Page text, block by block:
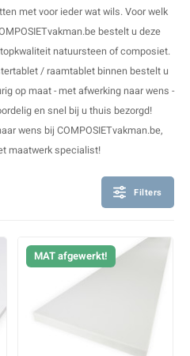
met voor ieder wat wils. Voor welk
bestelt u deze
natuursteen of composiet.
/ raamtablet binnen bestelt u
op maat - met afwerking naar wens -
en snel bij u thuis bezorgd!
wens bij COMPOSIETvakman.be,
maatwerk specialist!
Filters
MAT afgewerkt!